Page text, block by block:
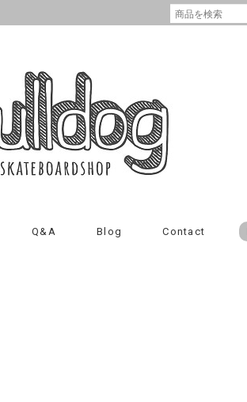
Q&A Blog Contact